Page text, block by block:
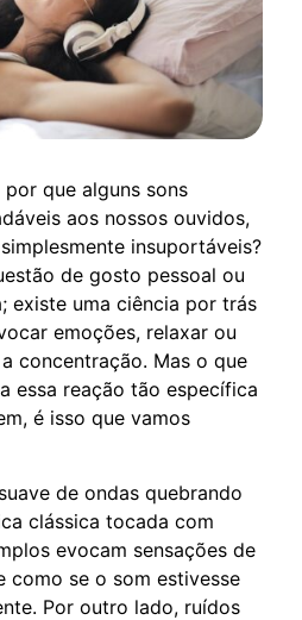
que alguns sons
aos nossos ouvidos,
insuportáveis?
de gosto pessoal ou
existe uma ciência por trás
emoções, relaxar ou
concentração. Mas o que
essa reação tão específica
é isso que vamos
de ondas quebrando
clássica tocada com
evocam sensações de
como se o som estivesse
Por outro lado, ruídos